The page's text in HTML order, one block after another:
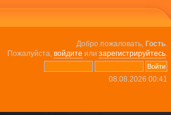
Добро пожаловать, Гость.
Пожалуйста, войдите или зарегистрируйтесь.
08.08.2026 00:41